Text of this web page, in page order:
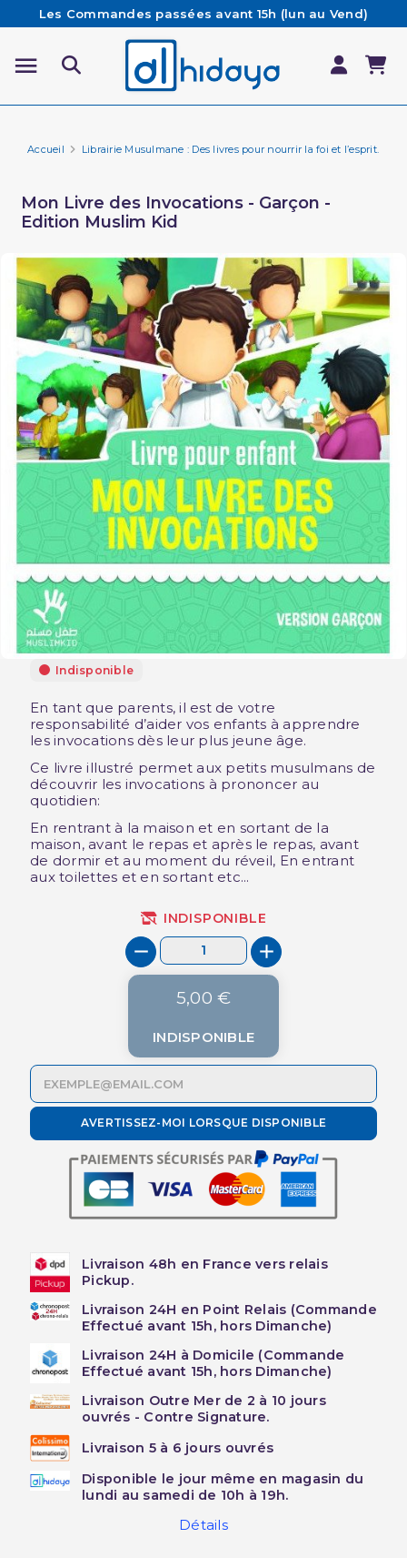
Les Commandes passées avant 15h (lun au Vend)
sont préparées et expédiées le jour même
Besoin d'aide ? Retrouvez notre FAQ
Livraison offerte à partir de 65€ d'achat*
Accueil Librairie Musulmane : Des livres pour nourrir la foi et l’esprit.
Mon Livre des Invocations - Garçon -
Edition Muslim Kid
Indisponible
En tant que parents, il est de votre
responsabilité d’aider vos enfants à apprendre
les invocations dès leur plus jeune âge.
Ce livre illustré permet aux petits musulmans de
découvrir les invocations à prononcer au
quotidien:
En rentrant à la maison et en sortant de la
maison, avant le repas et après le repas, avant
de dormir et au moment du réveil, En entrant
aux toilettes et en sortant etc...
INDISPONIBLE
5,00 €
INDISPONIBLE
AVERTISSEZ-MOI LORSQUE DISPONIBLE
Livraison 48h en France vers relais
Pickup.
Livraison 24H en Point Relais (Commande
Effectué avant 15h, hors Dimanche)
Livraison 24H à Domicile (Commande
Effectué avant 15h, hors Dimanche)
Livraison Outre Mer de 2 à 10 jours
ouvrés - Contre Signature.
Livraison 5 à 6 jours ouvrés
Disponible le jour même en magasin du
lundi au samedi de 10h à 19h.
Détails